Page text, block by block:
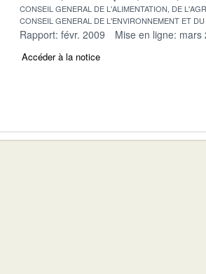
CONSEIL GENERAL DE L'ALIMENTATION, DE
CONSEIL GENERAL DE L'ENVIRONNEMENT ET
Rapport: févr. 2009 Mise en ligne: mars
Accéder à la notice